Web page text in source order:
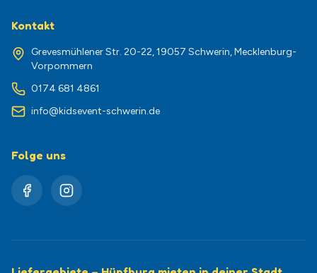
Kontakt
Grevesmühlener Str. 20-22, 19057 Schwerin, Mecklenburg-
Vorpommern
0174 681 4861
info@kidsevent-schwerin.de
Folge uns